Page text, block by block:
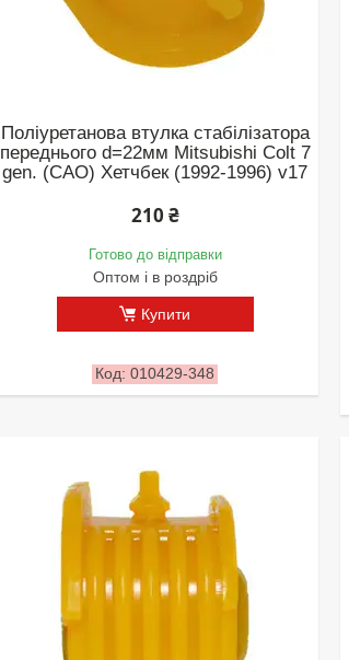
Поліуретанова втулка стабілізатора
переднього d=22мм Mitsubishi Colt 7
gen. (CAO) Хетчбек (1992-1996) v17
210 ₴
Готово до відправки
Оптом і в роздріб
Купити
010429-348